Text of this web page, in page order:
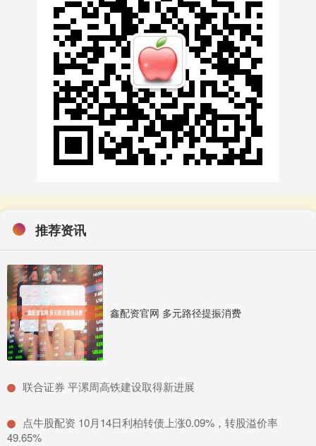
推荐资讯
鑫配资官网 多元路径提振消费
​联合证券 平漯周高铁建设取得新进展
​点牛股配资 10月14日利柏转债上涨0.09%，转股溢价率
49.65%